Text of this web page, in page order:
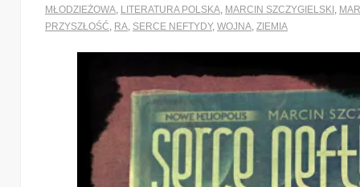
MŁODZIEŻOWA, LITERATURA POLSKA, MARCIN SZCZYGIELSKI ,
PRZYSZŁOŚĆ, RA, SERCE NEFTYDY, WOJNA, ZIEMIA